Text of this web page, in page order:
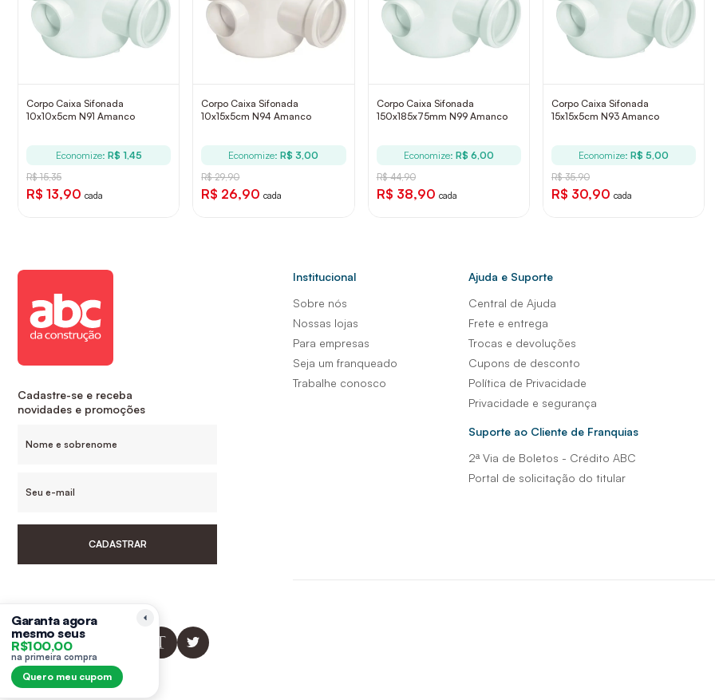
Corpo Caixa Sifonada
10x10x5cm N91 Amanco
Economize: R$ 1,45
R$ 15,35
R$ 13,90 cada
Corpo Caixa Sifonada
10x15x5cm N94 Amanco
Economize:R$ 3,00
R$ 29,90
R$ 26,90 cada
Corpo Caixa Sifonada
150x185x75mm N99 Amanco
Economize: R$ 6,00
R$ 44,90
R$ 38,90 cada
Corpo Caixa Sifonada
15x15x5cm N93 Amanco
Economize:R$ 5,00
R$ 35,90
R$ 30,90 cada
Cadastre-se e receba
novidades e promoções
CADASTRAR
Institucional
Sobre nós
Nossas lojas
Para empresas
Seja um franqueado
Trabalhe conosco
Ajuda e Suporte
Central de Ajuda
Frete e entrega
Trocas e devoluções
Cupons de desconto
Política de Privacidade
Privacidade e segurança
Suporte ao Cliente de Franquias
2ª Via de Boletos - Crédito ABC
Portal de solicitação do titular
Garanta agora
mesmo seus
R$100,00
na primeira compra
Quero meu cupom